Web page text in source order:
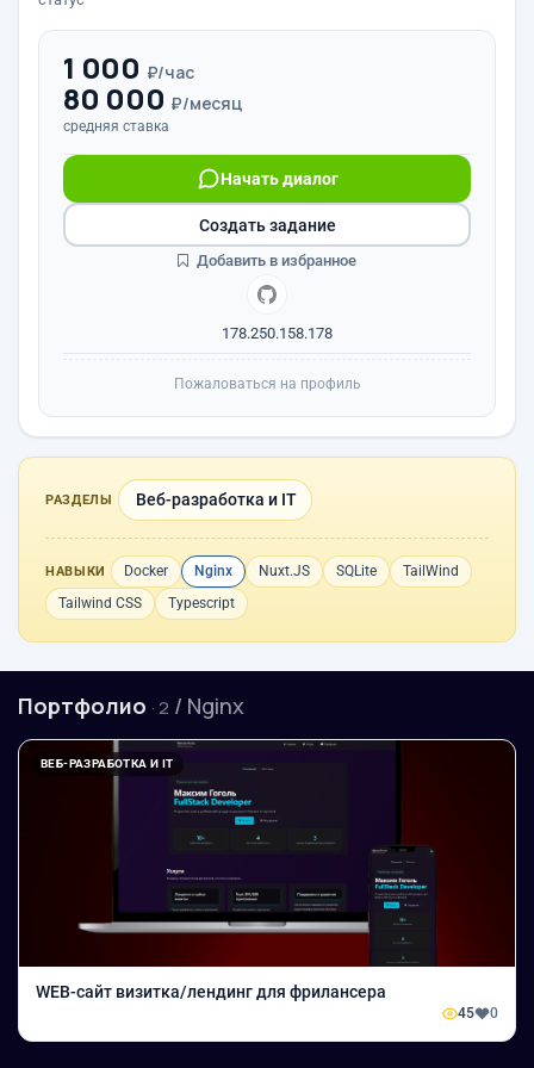
1 000 ₽/час
80 000 ₽/месяц
средняя ставка
Начать диалог
178.250.158.178
Создать задание
Добавить в избранное
Пожаловаться на профиль
РАЗДЕЛЫ Веб-разработка и IT
НАВЫКИ Docker Nginx Nuxt.JS SQLite
TailWind
Tailwind CSS
Typescript
Портфолио · 2 / Nginx
ВЕБ-РАЗРАБОТКА И IT
WEB-сайт визитка/лендинг для фрилансера
45 0